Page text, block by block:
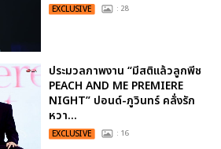
EXCLUSIVE : 28
ประมวลภาพงาน “มีสติแล้วลูกพีช
PEACH AND ME PREMIERE
NIGHT” ปอนด์-ภูวินทร์ คลั่งรัก
หวา...
EXCLUSIVE : 16